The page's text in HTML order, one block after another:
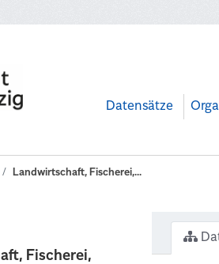
Datensätze
Landwirtschaft, Fischerei,...
Fischerei,